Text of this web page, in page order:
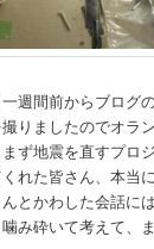
週間前からブログ
りましたのでオラ
ず地震を直すプロ
れた皆さん、本当
とかわした会話に
み砕いて考えて、